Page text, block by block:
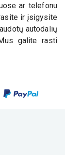
ar telefonu
ir įsigysite
autodalių
galite rasti